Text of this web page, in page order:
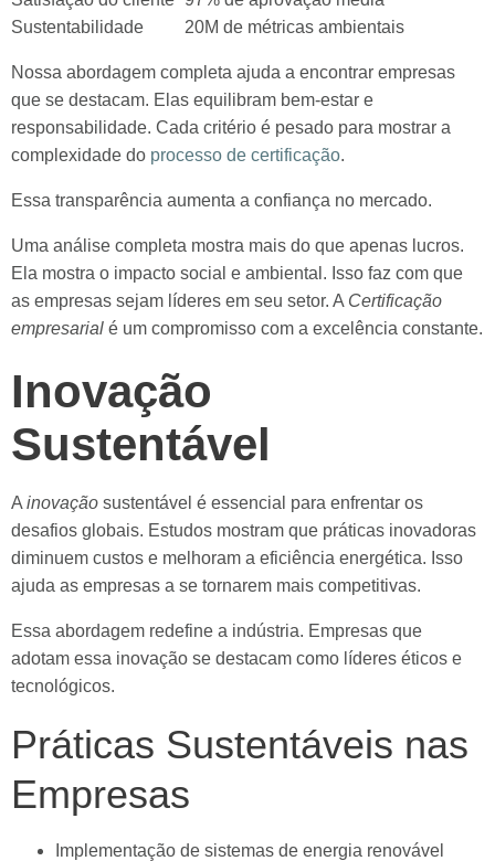
Sustentabilidade
20M de métricas ambientais
Nossa abordagem completa ajuda a encontrar empresas
que se destacam. Elas equilibram bem-estar e
responsabilidade. Cada critério é pesado para mostrar a
complexidade do processo de certificação.
Essa transparência aumenta a confiança no mercado.
Uma análise completa mostra mais do que apenas lucros.
Ela mostra o impacto social e ambiental. Isso faz com que
as empresas sejam líderes em seu setor. A Certificação
empresarial é um compromisso com a excelência constante.
Inovação
Sustentável
A inovação sustentável é essencial para enfrentar os
desafios globais. Estudos mostram que práticas inovadoras
diminuem custos e melhoram a eficiência energética. Isso
ajuda as empresas a se tornarem mais competitivas.
Essa abordagem redefine a indústria. Empresas que
adotam essa inovação se destacam como líderes éticos e
tecnológicos.
Práticas Sustentáveis nas
Empresas
Implementação de sistemas de energia renovável